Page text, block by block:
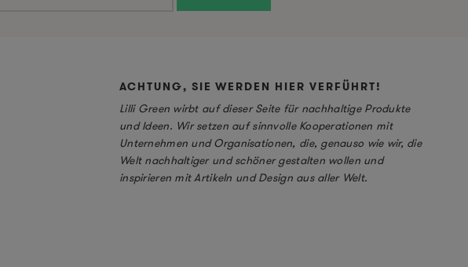
ACHTUNG, SIE WERDEN HIER VERFÜHRT!
Lilli Green wirbt auf dieser Seite für nachhaltige Produkte
und Ideen. Wir setzen auf sinnvolle Kooperationen mit
Unternehmen und Organisationen, die, genauso wie wir, die
Welt nachhaltiger und schöner gestalten wollen und
inspirieren mit Artikeln und Design aus aller Welt.